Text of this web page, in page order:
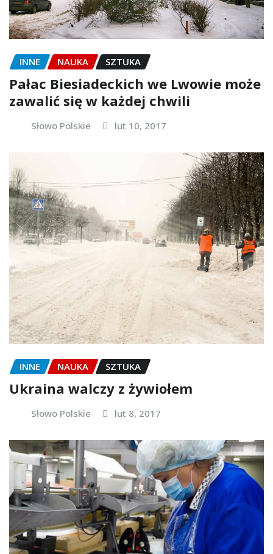
INNE NAUKA SZTUKA
Pałac Biesiadeckich we Lwowie może
zawalić się w każdej chwili
Słowo Polskie lut 10, 2017
INNE NAUKA SZTUKA
Ukraina walczy z żywiołem
Słowo Polskie lut 8, 2017